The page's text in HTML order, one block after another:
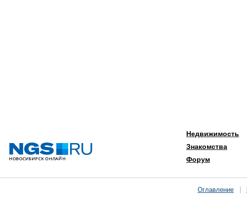
Недвижимость
Знакомства
Форум
Оглавление